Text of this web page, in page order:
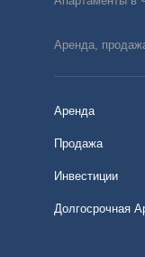
Аренда,
Аренда
Продажа
Инвестиции
Долгосрочная